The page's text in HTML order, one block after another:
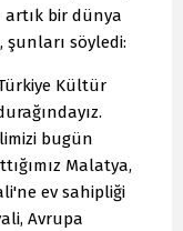
artık bir dünya
şunları söyledi:
Kültür
bugün
Malatya,
ev sahipliği
Avrupa